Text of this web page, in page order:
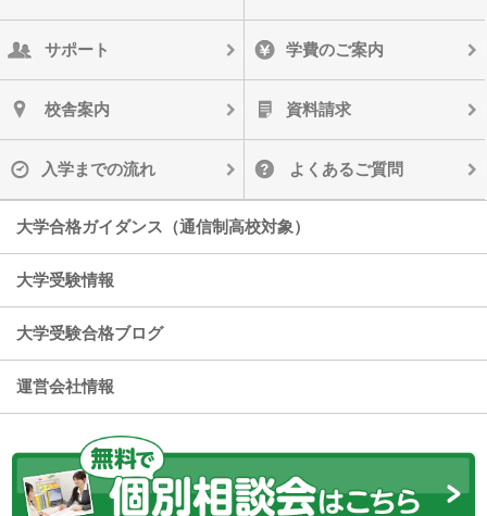
サポート 学費のご案内
校舎案内 資料請求
入学までの流れ よくあるご質問
大学合格ガイダンス（通信制高校対象）
大学受験情報
大学受験合格ブログ
運営会社情報